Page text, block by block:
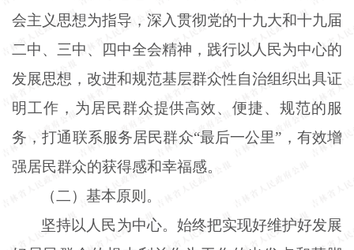
会主义思想为指导，深入贯彻党的十九大和十九届
二中、三中、四中全会精神，践行以人民为中心的
发展思想，改进和规范基层群众性自治组织出具证
明工作，为居民群众提供高效、便捷、规范的服
务，打通联系服务居民群众“最后一公里”，有效增
强居民群众的获得感和幸福感。
（二）基本原则。
坚持以人民为中心。始终把实现好维护好发展